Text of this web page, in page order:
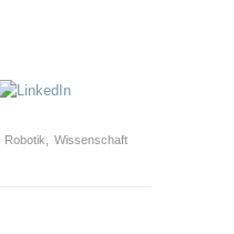
Robotik, Wissenschaft